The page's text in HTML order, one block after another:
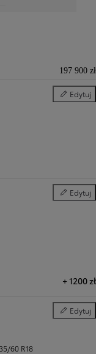
197 900 zł
Edytuj
Napęd
Edytuj
Kolor
+1200 zł
Edytuj
Koła
60 R18